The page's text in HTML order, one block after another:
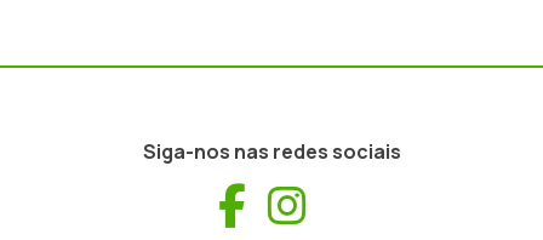
Siga-nos nas redes sociais
Facebook